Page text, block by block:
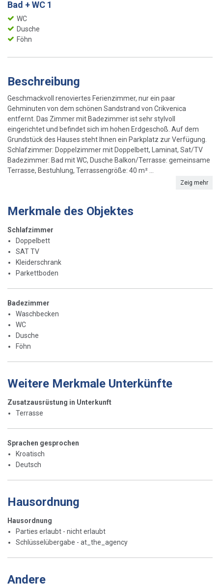
Bad + WC 1
WC
Dusche
Föhn
Beschreibung
Geschmackvoll renoviertes Ferienzimmer, nur ein paar
Gehminuten von dem schönen Sandstrand von Crikvenica
entfernt. Das Zimmer mit Badezimmer ist sehr stylvoll
eingerichtet und befindet sich im hohen Erdgeschoß. Auf dem
Grundstück des Hauses steht Ihnen ein Parkplatz zur Verfügung.
Schlafzimmer: Doppelzimmer mit Doppelbett, Laminat, Sat/TV
Badezimmer: Bad mit WC, Dusche Balkon/Terrasse: gemeinsame
Terrasse, Bestuhlung, Terrassengröße: 40 m² ...
Zeig mehr
Merkmale des Objektes
Schlafzimmer
Doppelbett
SAT TV
Kleiderschrank
Parkettboden
Badezimmer
Waschbecken
WC
Dusche
Föhn
Weitere Merkmale Unterkünfte
Zusatzausrüstung in Unterkunft
Terrasse
Sprachen gesprochen
Kroatisch
Deutsch
Hausordnung
Hausordnung
Parties erlaubt - nicht erlaubt
Schlüsselübergabe - at_the_agency
Andere